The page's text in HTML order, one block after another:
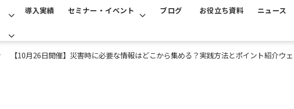
導入実績 セミナー・イベント ブログ お役立ち資料 ニュース
【10月26日開催】災害時に必要な情報はどこから集める？実践方法とポイント紹介ウ